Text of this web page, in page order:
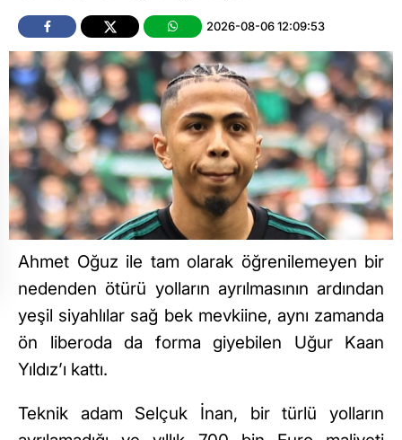
2026-08-06 12:09:53
Ahmet Oğuz ile tam olarak öğrenilemeyen bir
nedenden ötürü yolların ayrılmasının ardından
yeşil siyahlılar sağ bek mevkiine, aynı zamanda
ön liberoda da forma giyebilen Uğur Kaan
Yıldız’ı kattı.
Teknik adam Selçuk İnan, bir türlü yolların